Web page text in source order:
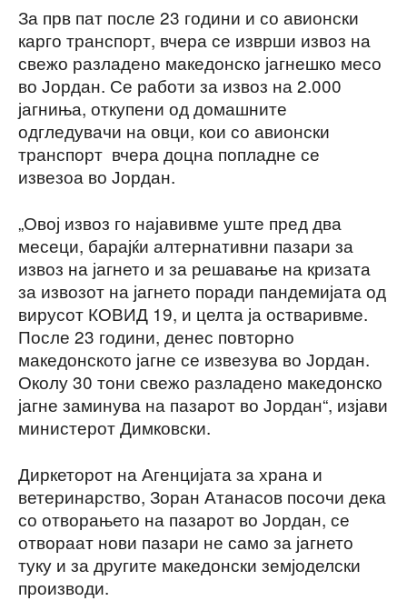
За прв пат после 23 години и со авионски
карго транспорт, вчера се изврши извоз на
свежо разладено македонско јагнешко месо
во Јордан. Се работи за извоз на 2.000
јагниња, откупени од домашните
одгледувачи на овци, кои со авионски
транспорт вчера доцна попладне се
извезоа во Јордан.
„Овој извоз го најавивме уште пред два
месеци, барајќи алтернативни пазари за
извоз на јагнето и за решавање на кризата
за извозот на јагнето поради пандемијата од
вирусот КОВИД 19, и целта ја остваривме.
После 23 години, денес повторно
македонското јагне се извезува во Јордан.
Околу 30 тони свежо разладено македонско
јагне заминува на пазарот во Јордан“, изјави
министерот Димковски.
Диркеторот на Агенцијата за храна и
ветеринарство, Зоран Атанасов посочи дека
со отворањето на пазарот во Јордан, се
отвораат нови пазари не само за јагнето
туку и за другите македонски земјоделски
производи.